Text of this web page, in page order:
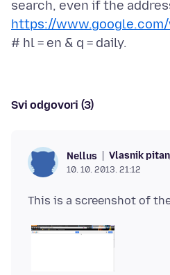
search, even if the
https://
Svi odgovori (3)
Nellus Vlasnik
10. 10. 2013. 21:12